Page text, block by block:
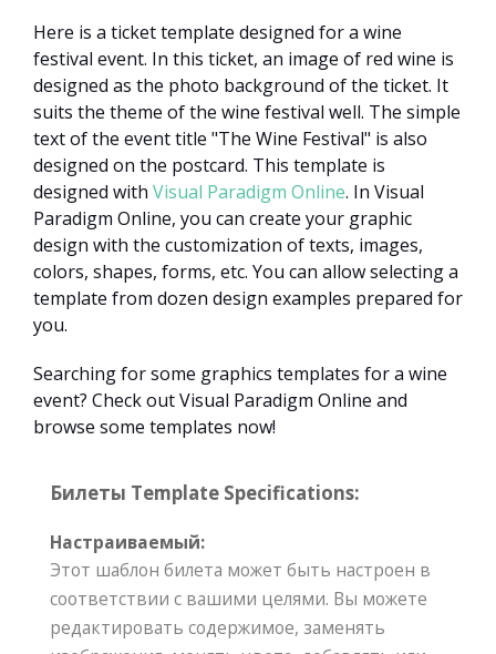
Here is a ticket template designed for a wine
festival event. In this ticket, an image of red wine is
designed as the photo background of the ticket. It
suits the theme of the wine festival well. The simple
text of the event title "The Wine Festival" is also
designed on the postcard. This template is
designed with Visual Paradigm Online. In Visual
Paradigm Online, you can create your graphic
design with the customization of texts, images,
colors, shapes, forms, etc. You can allow selecting a
template from dozen design examples prepared for
you.
Searching for some graphics templates for a wine
event? Check out Visual Paradigm Online and
browse some templates now!
Билеты Template Specifications:
Настраиваемый:
Этот шаблон билета может быть настроен в
соответствии с вашими целями. Вы можете
редактировать содержимое, заменять